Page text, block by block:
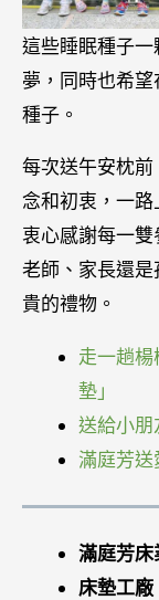
這些睡眠種子
夢，同時也希
種子。
每次送午安枕
念和初衷，一路
衷心感謝每一
老師、家長還
貴的禮物。
走一趟
墊」
送給小朋
滿庭芳
滿庭芳床
床墊工